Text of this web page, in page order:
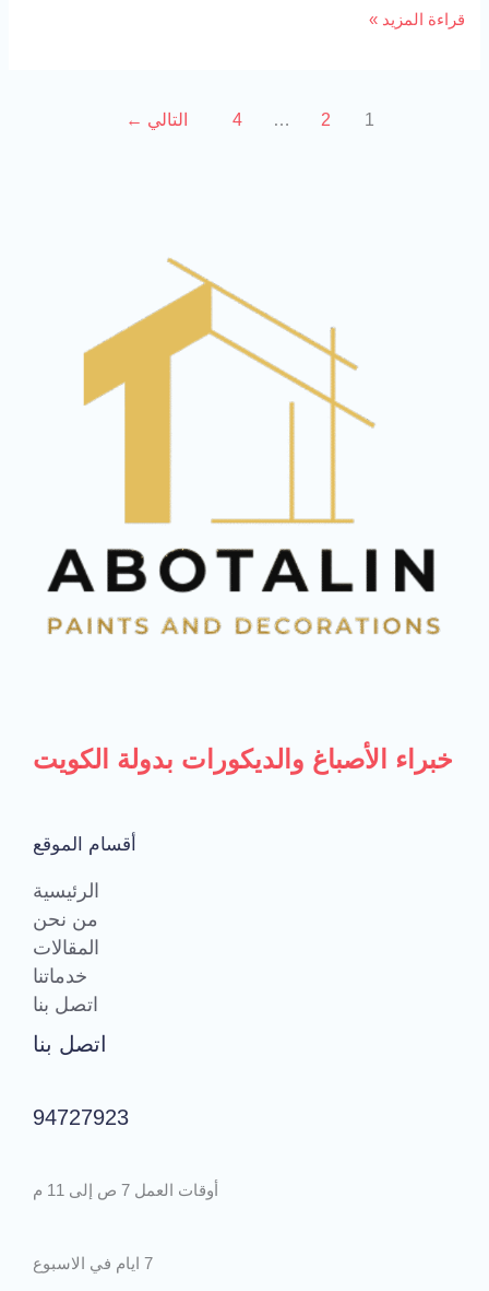
قراءة المزيد »
1
2
…
4 التالي ←
خبراء الأصباغ والديكورات بدولة الكويت
أقسام الموقع
الرئيسية
من نحن
المقالات
خدماتنا
اتصل بنا
اتصل بنا
94727923
أوقات العمل 7 ص إلى 11 م
7 ايام في الاسبوع